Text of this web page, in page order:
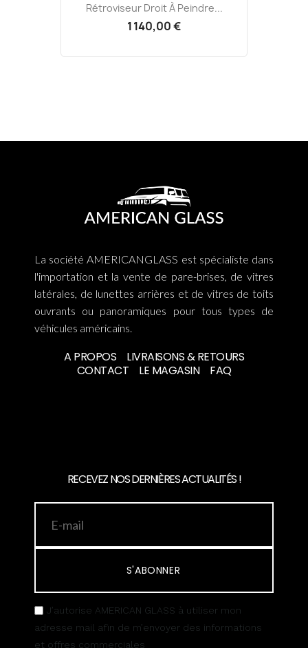
Rétroviseur Droit À Peindre...
1 140,00 €
La société AMERICANGLASS est spécialiste dans
l'importation et la vente de pare-brises, de vitres
latérales, de lunettes arrières et de vitres de toits
ouvrants ou panoramiques pour tous types de
véhicules américains.
A PROPOS
LIVRAISONS & RETOURS
CONTACT
LE MAGASIN FAQ
RECEVEZ NOS DERNIÈRES ACTUALITÉS !
S'ABONNER
J’autorise AMERICAN GLASS à utiliser mon
adresse mail afin de m’envoyer des informations
et offres commerciales